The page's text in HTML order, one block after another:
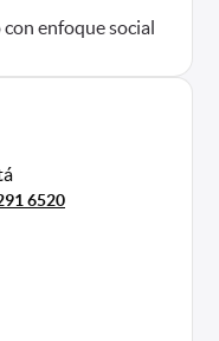
enfoque social
6520